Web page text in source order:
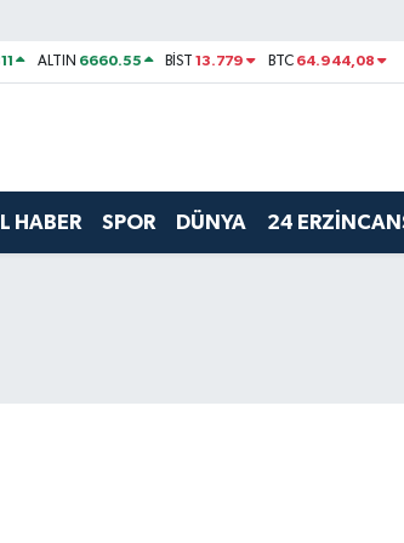
ALTIN 6660.55 BİST13.779 BTC 64.944,08
HABER SPOR DÜNYA 24